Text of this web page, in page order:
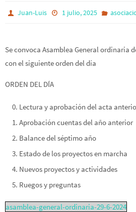
Juan-Luis 1 julio, 2025
Se convoca Asamblea General ordinaria
con el siguiente orden del día
ORDEN DEL DÍA
Lectura y aprobación del acta
Aprobación cuentas del año anterior
Balance del séptimo año
Estado de los proyectos en marcha
Nuevos proyectos y actividades
Ruegos y preguntas
asamblea-general-ordinaria-29-6-2024